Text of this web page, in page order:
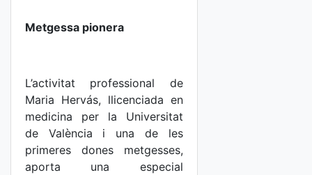
Metgessa pionera
L’activitat professional de
Maria Hervás, llicenciada en
medicina per la Universitat
de València i una de les
primeres dones metgesses,
aporta una especial